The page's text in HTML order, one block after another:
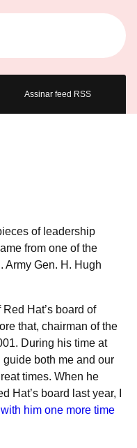
Assinar feed RSS
of leadership
from one of the
Army Gen. H. Hugh
Hat’s board of
that, chairman of the
During his time at
both me and our
times. When he
Hat’s board last year, I
him one more time